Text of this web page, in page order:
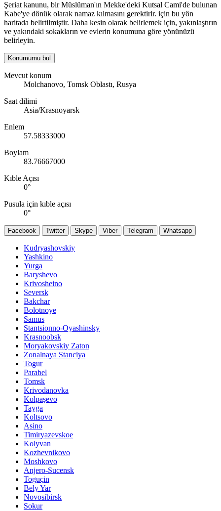
Şeriat kanunu, bir Müslüman'ın Mekke'deki Kutsal Cami'de bulunan
Kabe'ye dönük olarak namaz kılmasını gerektirir. için bu yön
haritada belirtilmiştir. Daha kesin olarak belirlemek için, yakınlaştırın
ve yakındaki sokakların ve evlerin konumuna göre yönünüzü
belirleyin.
Konumumu bul
Mevcut konum
Molchanovo, Tomsk Oblastı, Rusya
Saat dilimi
Asia/Krasnoyarsk
Enlem
57.58333000
Boylam
83.76667000
Kıble Açısı
0°
Pusula için kıble açısı
0°
Facebook Twitter Skype Viber Telegram Whatsapp
Kudryashovskiy
Yashkino
Yurga
Baryshevo
Krivosheino
Seversk
Bakchar
Bolotnoye
Samus
Stantsionno-Oyashinsky
Krasnoobsk
Moryakovskiy Zaton
Zonalnaya Stanciya
Togur
Parabel
Tomsk
Krivodanovka
Kolpaşevo
Tayga
Koltsovo
Asino
Timiryazevskoe
Kolyvan
Kozhevnikovo
Moshkovo
Anjero-Sucensk
Toguçin
Bely Yar
Novosibirsk
Sokur